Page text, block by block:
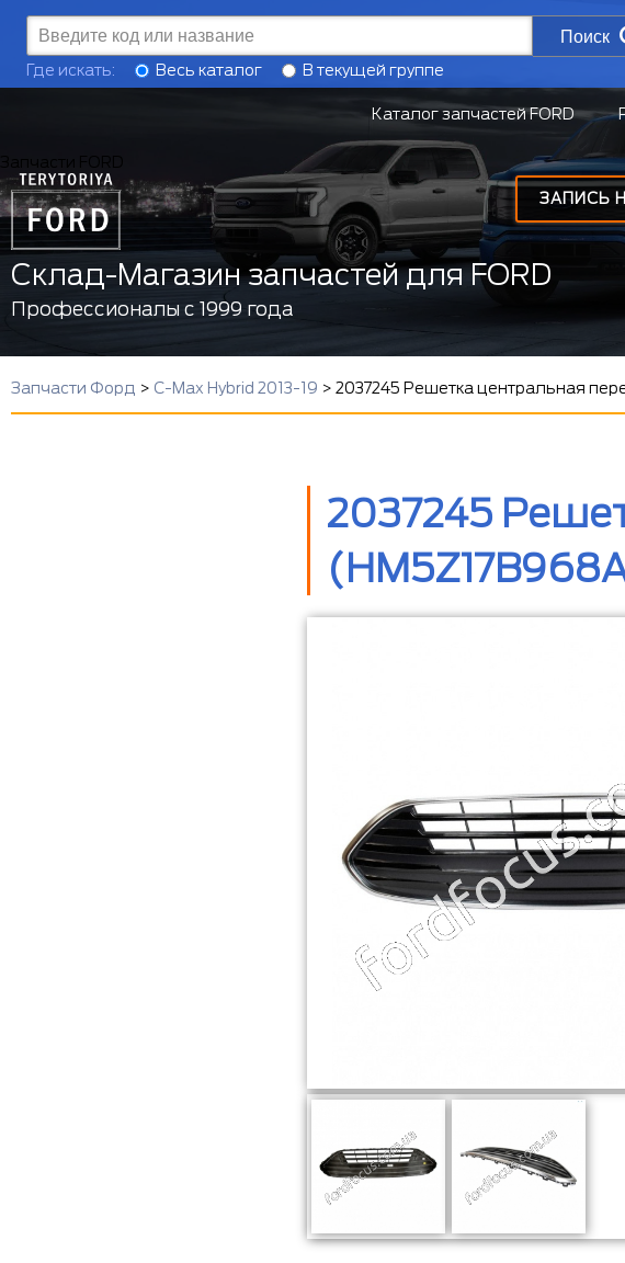
ЗАПИСЬ
Поиск
Где искать: Весь каталог В текущей группе
Каталог запчастей FORD
Склад-Магазин запчастей для FORD
Профессионалы с 1999 года
Запчасти Форд > C-Max Hybrid 2013-19 > 2037245 Решетка центральная
2037245